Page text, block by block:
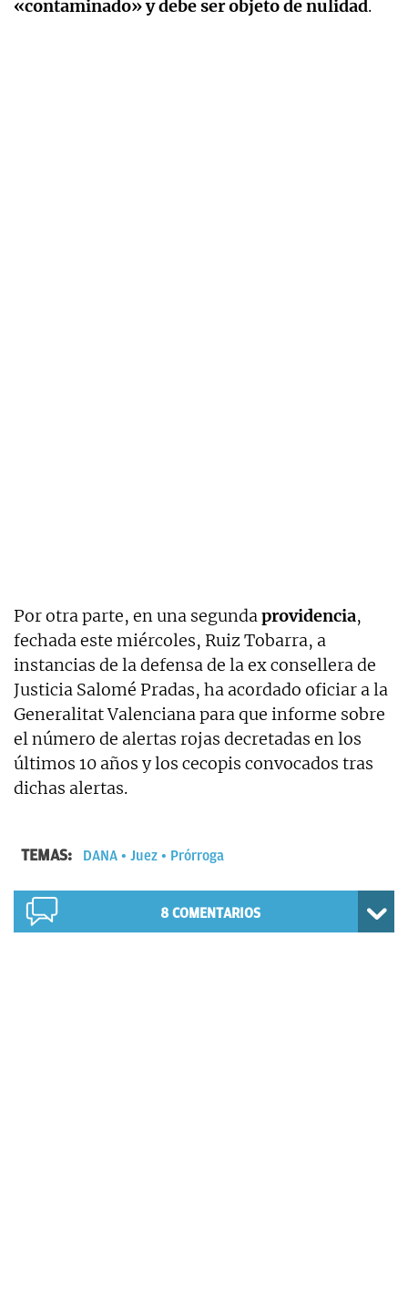
«contaminado» y debe ser objeto de nulidad.
Por otra parte, en una segundaprovidencia,
fechada este miércoles, Ruiz Tobarra, a
instancias de la defensa de la ex consellera de
Justicia Salomé Pradas, ha acordado oficiar a la
Generalitat Valenciana para que informe sobre
el número de alertas rojas decretadas en los
últimos 10 años y los cecopis convocados tras
dichas alertas.
TEMAS: DANA Juez Prórroga
8 COMENTARIOS